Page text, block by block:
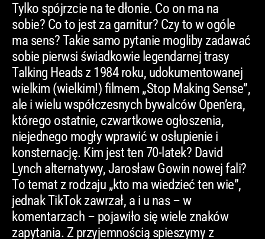
Tylko spójrzcie na te dłonie. Co on ma na
sobie? Co to jest za garnitur? Czy to w ogóle
ma sens? Takie samo pytanie mogliby zadawać
sobie pierwsi świadkowie legendarnej trasy
Talking Heads z 1984 roku, udokumentowanej
wielkim (wielkim!) filmem „Stop Making Sense”,
ale i wielu współczesnych bywalców Open’era,
którego ostatnie, czwartkowe ogłoszenia,
niejednego mogły wprawić w osłupienie i
konsternację. Kim jest ten 70-latek? David
Lynch alternatywy, Jarosław Gowin nowej fali?
To temat z rodzaju „kto ma wiedzieć ten wie”,
jednak TikTok zawrzał, a i u nas – w
komentarzach – pojawiło się wiele znaków
zapytania. Z przyjemnością spieszymy z